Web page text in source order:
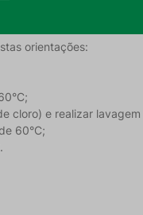
orientações:
cloro) e realizar lavagem
60°C;